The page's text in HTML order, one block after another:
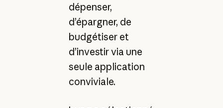
dépenser,
d’épargner, de
budgétiser et
d’investir via une
seule application
conviviale.